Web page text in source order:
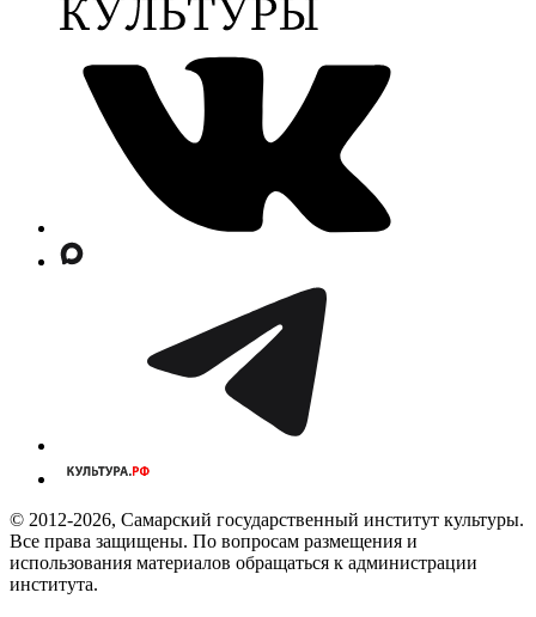
© 2012-2026, Самарский государственный институт культуры.
Все права защищены. По вопросам размещения и
использования материалов обращаться к администрации
института.